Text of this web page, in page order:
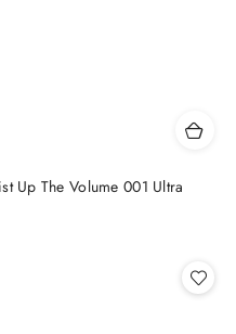
Up The Volume 001 Ultra